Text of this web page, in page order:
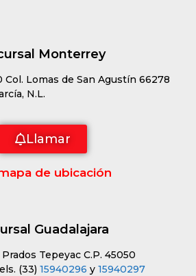
Monterrey
Col. Lomas de San Agustín 66278
N.L.
Llamar
de ubicación
Guadalajara
Tepeyac C.P. 45050
(33) 15940296 y 15940297